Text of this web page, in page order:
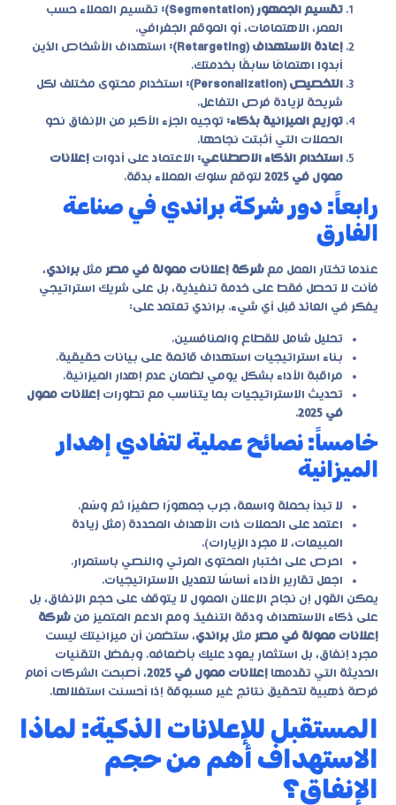
تقسيم الجمهور (Segmentation):
تقسيم العملاء حسب
العمر، الاهتمامات، أو الموقع الجغرافي.
إعادة الاستهداف (Retargeting):
استهداف الأشخاص الذين
أبدوا اهتمامًا سابقًا بخدمتك.
التخصيص (Personalization):
استخدام محتوى مختلف لكل
شريحة لزيادة فرص التفاعل.
توزيع الميزانية بذكاء: توجيه الجزء الأكبر من الإنفاق نحو
الحملات التي أثبتت نجاحها.
استخدام الذكاء الاصطناعي: الاعتماد على أدوات إعلانات
ممول في 2025
لتوقع سلوك العملاء بدقة.
رابعاً: دور شركة براندي في صناعة
الفارق
عندما تختار العمل مع شركة إعلانات ممولة في مصر مثل براندي،
فأنت لا تحصل فقط على خدمة تنفيذية، بل على شريك استراتيجي
يفكر في العائد قبل أي شيء. براندي تعتمد على:
تحليل شامل للقطاع والمنافسين.
بناء استراتيجيات استهداف قائمة على بيانات حقيقية.
مراقبة الأداء بشكل يومي لضمان عدم إهدار الميزانية.
تحديث الاستراتيجيات بما يتناسب مع تطورات إعلانات ممول
في 2025
.
خامساً: نصائح عملية لتفادي إهدار
الميزانية
لا تبدأ بحملة واسعة، جرب جمهورًا صغيرًا ثم وسّع.
اعتمد على الحملات ذات الأهداف المحددة (مثل زيادة
المبيعات، لا مجرد الزيارات).
احرص على اختبار المحتوى المرئي والنصي باستمرار.
اجعل تقارير الأداء أساسًا لتعديل الاستراتيجيات.
يمكن القول إن نجاح الإعلان الممول لا يتوقف على حجم الإنفاق، بل
على ذكاء الاستهداف ودقة التنفيذ. ومع الدعم المتميز من شركة
إعلانات ممولة في مصر مثل براندي، ستضمن أن ميزانيتك ليست
مجرد إنفاق، بل استثمار يعود عليك بأضعافه. وبفضل التقنيات
الحديثة التي تقدمها إعلانات ممول في 2025
، أصبحت الشركات أمام
فرصة ذهبية لتحقيق نتائج غير مسبوقة إذا أحسنت استغلالها.
المستقبل للإعلانات الذكية: لماذا
الاستهداف أهم من حجم
الإنفاق؟